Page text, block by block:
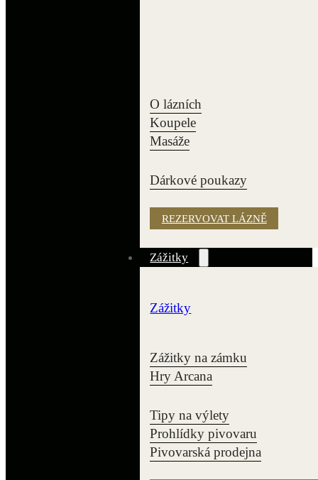
O lázních
Koupele
Masáže
Dárkové poukazy
REZERVOVAT LÁZNĚ
Zážitky
Zážitky
Zážitky na zámku
Hry Arcana
Tipy na výlety
Prohlídky pivovaru
Pivovarská prodejna